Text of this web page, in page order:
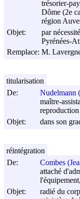
trésorier-
Dôme (2e
région
Objet:
par
Pyrénées-
Remplace: M.
De:
Nudelmann
maître-
Objet:
dans son
titularisation
De:
Combes
attaché
Objet:
radié du
réintégration